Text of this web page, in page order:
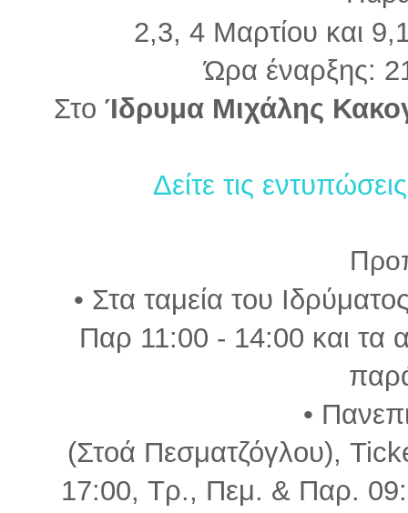
2,3, 4 Μαρτίου και
Ώρα έναρξης:
Στο Ίδρυμα Μιχάλης
Δείτε τις
• Στα ταμεία του
Παρ 11:00 - 14:00 και τα
•
(Στοά Πεσματζόγλου),
17:00, Τρ., Πεμ. & Παρ.